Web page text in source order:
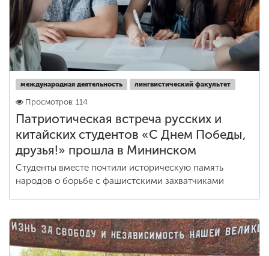
международная деятельность лингвистический факультет
Просмотров: 114
Патриотическая встреча русских и
китайских студентов «С Днем Победы,
друзья!» прошла в Мининском
Студенты вместе почтили историческую память
народов о борьбе с фашистскими захватчиками